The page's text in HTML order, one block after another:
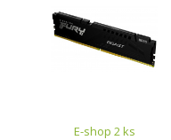
zlepšují stabilitu, a
32bitovým podkanálům
zvýšení účinnosti.
FURY Beast DDR5
E-shop 2 ks